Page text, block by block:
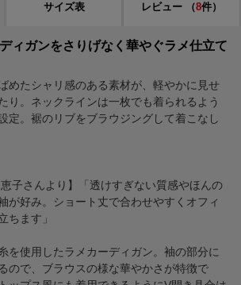
サイズ表 レビュー （8件）
ィガンをさりげなく華やぐラメ仕立て
めたシャリ感のある素材が、軽やかに見せ
り。ネックラインは一枚でも着られるよう
定。裾のリブをブラウジングして着こなし
子さんより】「透けすぎない質感やほんの
が好み。ショート丈で合わせやすくオフィ
ちます」
を使用したラメカーディガン。袖の部分に
ので、ブラウスの様な華やかさが特徴で